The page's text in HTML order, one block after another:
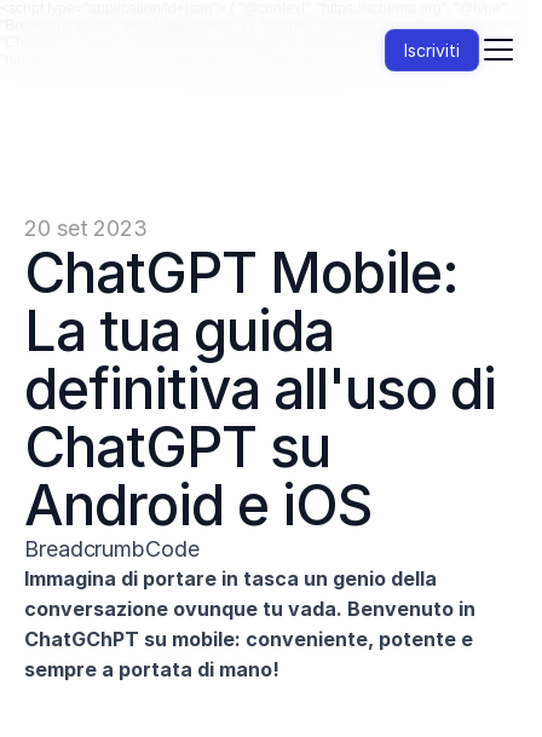
"BreadcrumbList", "itemListElement": [ { "@type": "ListItem", "position": 1, "name":
"Chat GPT", "item": "https://jenni.ai/chat-gpt/" }, { "@type": "ListItem", "position": 2,
"name": "Mobile", "item": "https://jenni.ai/chat-gpt/mobile" } ] } </script>
20 set 2023
ChatGPT Mobile:
La tua guida
definitiva all'uso di
ChatGPT su
Android e iOS
BreadcrumbCode
Immagina di portare in tasca un genio della
conversazione ovunque tu vada. Benvenuto in
ChatGChPT su mobile: conveniente, potente e
sempre a portata di mano!
Iscriviti